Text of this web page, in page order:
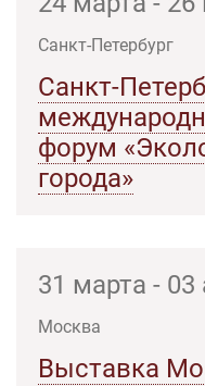
Санкт-Петербург
Санкт-
форум
города»
31 марта - 03
Москва
Выставка